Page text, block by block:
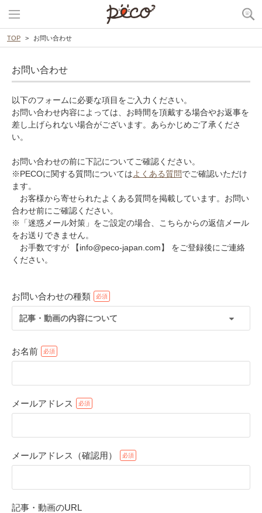
TOP お問い合わせ
お問い合わせ
以下のフォームに必要な項目をご入力ください。
お問い合わせ内容によっては、お時間を頂戴する場合やお返事を
差し上げられない場合がございます。あらかじめご了承くださ
い。
お問い合わせの前に下記についてご確認ください。
※PECOに関する質問についてはよくある質問でご確認いただけ
ます。
お客様から寄せられたよくある質問を掲載しています。お問い
合わせ前にご確認ください。
※「迷惑メール対策」をご設定の場合、こちらからの返信メール
をお送りできません。
お手数ですが 【info@peco-japan.com】 をご登録後にご連絡
ください。
お問い合わせの種類
記事・動画の内容について
お名前
メールアドレス
メールアドレス（確認用）
記事・動画のURL
アプリで開く